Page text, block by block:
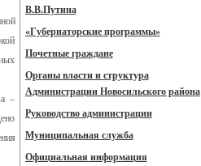
–
В.В.Путина
«Губернаторские программы»
Почетные граждане
Органы власти и структура
Администрации Новосильского района
Руководство администрации
Муниципальная служба
Официальная информация